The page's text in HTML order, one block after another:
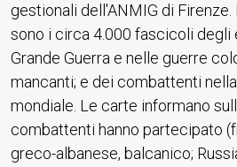
gestionali dell'ANMIG di
sono i circa 4.000 fascicoli degli
Grande Guerra e nelle guerre
mancanti; e dei combattenti
mondiale. Le carte informano
combattenti hanno partecipato
greco-albanese, balcanico;